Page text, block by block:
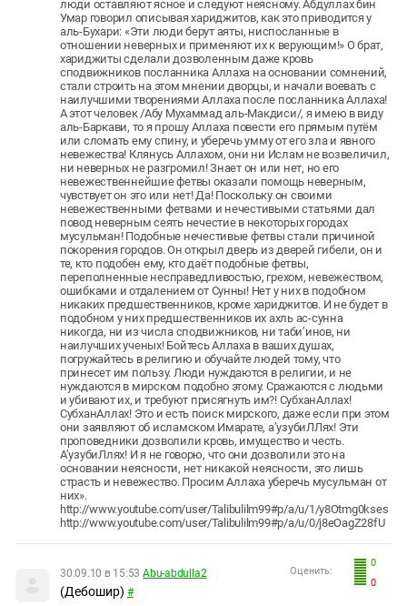
люди оставляют ясное и следуют неясному. Абдуллах бин
Умар говорил описывая хариджитов, как это приводится у
аль-Бухари: «Эти люди берут аяты, ниспосланные в
отношении неверных и применяют их к верующим!» О брат,
хариджиты сделали дозволенным даже кровь
сподвижников посланника Аллаха на основании сомнений,
стали строить на этом мнении дворцы, и начали воевать с
наилучшими творениями Аллаха после посланника Аллаха!
А этот человек /Абу Мухаммад аль-Макдиси/, я имею в виду
аль-Баркави, то я прошу Аллаха повести его прямым путём
или сломать ему спину, и уберечь умму от его зла и явного
невежества! Клянусь Аллахом, они ни Ислам не возвеличил,
ни неверных не разгромил! Знает он или нет, но его
невежественнейшие фетвы оказали помощь неверным,
чувствует он это или нет! Да! Поскольку он своими
невежественными фетвами и нечестивыми статьями дал
повод неверным сеять нечестие в некоторых городах
мусульман! Подобные нечестивые фетвы стали причиной
покорения городов. Он открыл дверь из дверей гибели, он и
те, кто подобен ему, кто даёт подобные фетвы,
переполненные несправедливостью, грехом, невежеством,
ошибками и отдалением от Сунны! Нет у них в подобном
никаких предшественников, кроме хариджитов. И не будет в
подобном у них предшественников их ахль ас-сунна
никогда, ни из числа сподвижников, ни таби’инов, ни
наилучших ученых! Бойтесь Аллаха в ваших душах,
погружайтесь в религию и обучайте людей тому, что
принесет им пользу. Люди нуждаются в религии, и не
нуждаются в мирском подобно этому. Сражаются с людьми
и убивают их, и требуют присягнуть им?! СубханАллах!
СубханАллах! Это и есть поиск мирского, даже если при этом
они заявляют об исламском Имарате, а’узубиЛЛях! Эти
проповедники дозволили кровь, имущество и честь.
А’узубиЛлях! И я не говорю, что они дозволили это на
основании неясности, нет никакой неясности, это лишь
страсть и невежество. Просим Аллаха уберечь мусульман от
них».
http://www.youtube.com/user/Talibulilm99#p/a/u/1/y8Otmg0kses
http://www.youtube.com/user/Talibulilm99#p/a/u/0/j8eOagZ28fU
0
0
Оценить:
30.09.10 в 15:53 Abu-abdulla2
(Дебошир) #